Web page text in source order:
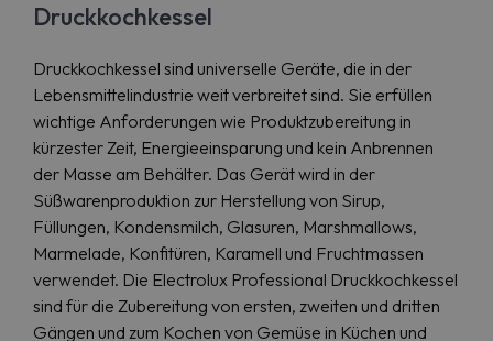
Druckkochkessel
Druckkochkessel sind universelle Geräte, die in der
Lebensmittelindustrie weit verbreitet sind. Sie erfüllen
wichtige Anforderungen wie Produktzubereitung in
kürzester Zeit, Energieeinsparung und kein Anbrennen
der Masse am Behälter. Das Gerät wird in der
Süßwarenproduktion zur Herstellung von Sirup,
Füllungen, Kondensmilch, Glasuren, Marshmallows,
Marmelade, Konfitüren, Karamell und Fruchtmassen
verwendet. Die Electrolux Professional Druckkochkessel
sind für die Zubereitung von ersten, zweiten und dritten
Gängen und zum Kochen von Gemüse in Küchen und